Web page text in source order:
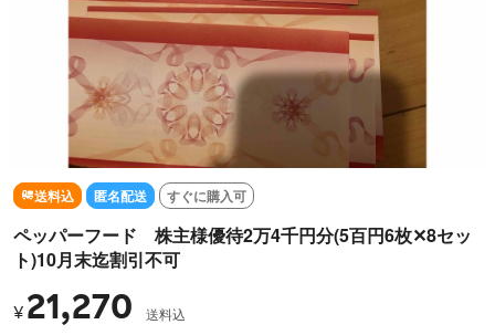
送料込 匿名配送 すぐに購入可
ペッパーフード 株主様優待2万4千円分(5百円6枚✕8セッ
ト)10月末迄割引不可
¥ 21,270 送料込